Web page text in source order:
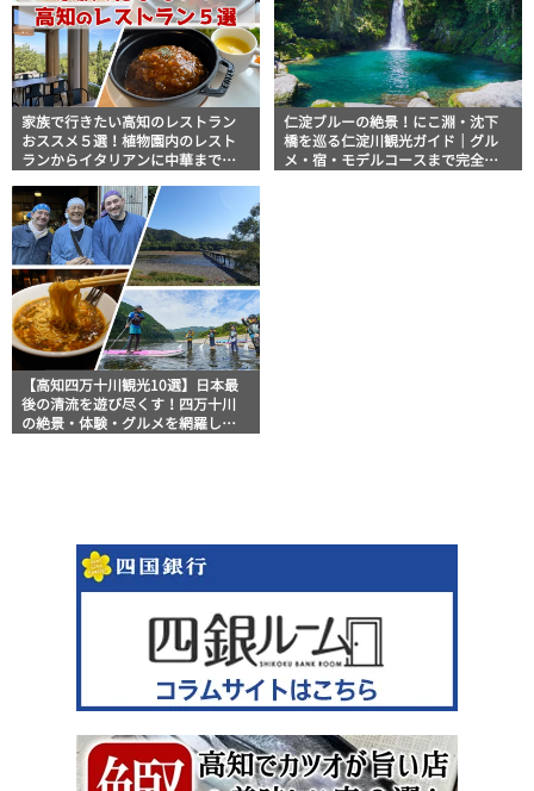
家族で行きたい高知のレストラン
おススメ５選！植物園内のレスト
ランからイタリアンに中華まで楽
仁淀ブルーの絶景！にこ淵・沈下
橋を巡る仁淀川観光ガイド｜グル
メ・宿・モデルコースまで完全網
【高知四万十川観光10選】日本最
後の清流を遊び尽くす！四万十川
の絶景・体験・グルメを網羅した